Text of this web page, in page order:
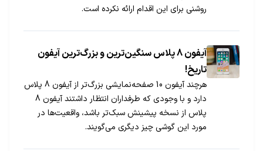
روشنی برای این اقدام ارائه نکرده است.
آیفون 8 پلاس سنگین‌ترین و بزرگ‌ترین آیفون
تاریخ!
هرچند آیفون 10 صفحه‌نمایشی بزرگ‌تر از آیفون 8 پلاس
دارد و با وجودی که طرفداران انتظار داشتند آیفون 8
پلاس از نسخه پیشینش سبک‌تر باشد، واقعیت‌ها در
مورد این گوشی چیز دیگری می‌گویند.